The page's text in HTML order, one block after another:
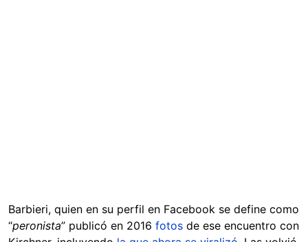
Barbieri, quien en su perfil en Facebook se define como
“peronista” publicó en 2016 fotos de ese encuentro con